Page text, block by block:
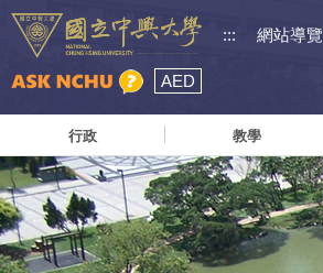
::: 網站導覽
AED
行政 教學